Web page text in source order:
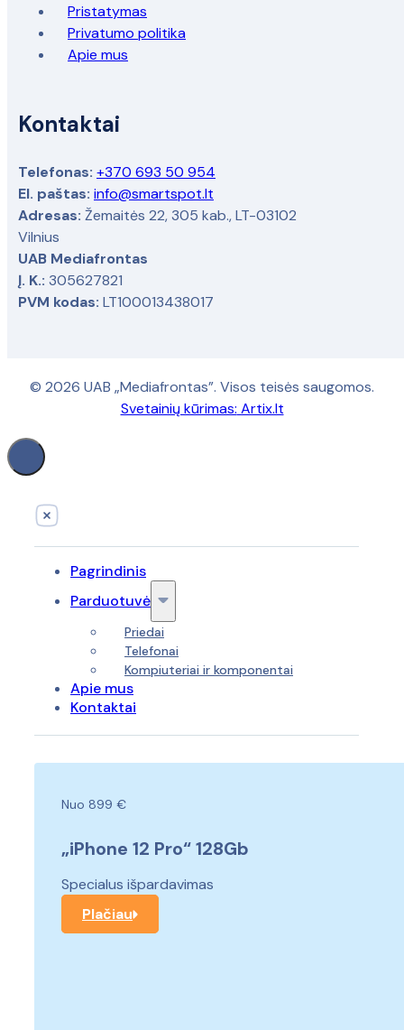
Pristatymas
Privatumo politika
Apie mus
Kontaktai
Telefonas: +370 693 50 954
El. paštas: info@smartspot.lt
Adresas: Žemaitės 22, 305 kab., LT-03102
Vilnius
UAB Mediafrontas
Į. K.: 305627821
PVM kodas: LT100013438017
© 2026 UAB „Mediafrontas”. Visos teisės saugomos.
Svetainių kūrimas: Artix.lt
Pagrindinis
Parduotuvė
Priedai
Telefonai
Kompiuteriai ir komponentai
Apie mus
Kontaktai
Nuo 899 €
„iPhone 12 Pro“ 128Gb
Specialus išpardavimas
Plačiau